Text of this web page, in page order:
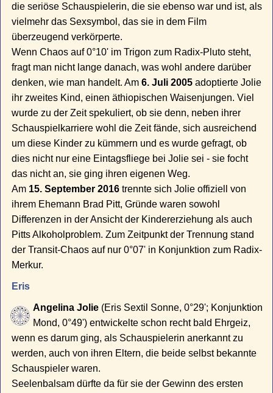
die seriöse Schauspielerin, die sie ebenso war und ist, als
vielmehr das Sexsymbol, das sie in dem Film
überzeugend verkörperte.
Wenn Chaos auf 0°10' im Trigon zum Radix-Pluto steht,
fragt man nicht lange danach, was wohl andere darüber
denken, wie man handelt. Am6. Juli 2005 adoptierte Jolie
ihr zweites Kind, einen äthiopischen Waisenjungen. Viel
wurde zu der Zeit spekuliert, ob sie denn, neben ihrer
Schauspielkarriere wohl die Zeit fände, sich ausreichend
um diese Kinder zu kümmern und es wurde gefragt, ob
dies nicht nur eine Eintagsfliege bei Jolie sei - sie focht
das nicht an, sie ging ihren eigenen Weg.
Am 15. September 2016 trennte sich Jolie offiziell von
ihrem Ehemann Brad Pitt, Gründe waren sowohl
Differenzen in der Ansicht der Kindererziehung als auch
Pitts Alkoholproblem. Zum Zeitpunkt der Trennung stand
der Transit-Chaos auf nur 0°07' in Konjunktion zum Radix-
Merkur.
Eris
Angelina Jolie (Eris Sextil Sonne, 0°29'; Konjunktion
Mond, 0°49') entwickelte schon recht bald Ehrgeiz,
wenn es darum ging, als Schauspielerin anerkannt zu
werden, auch von ihren Eltern, die beide selbst bekannte
Schauspieler waren.
Seelenbalsam dürfte da für sie der Gewinn des ersten